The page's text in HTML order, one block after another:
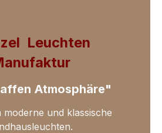
Leuchten
Atmosphäre"
moderne und klassische